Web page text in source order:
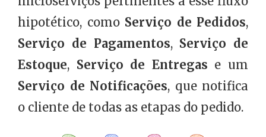
hipotético, como Serviço de Pedidos,
Serviço de Pagamentos, Serviço de
Estoque, Serviço de Entregas e um
Serviço de Notificações, que notifica
o cliente de todas as etapas do pedido.